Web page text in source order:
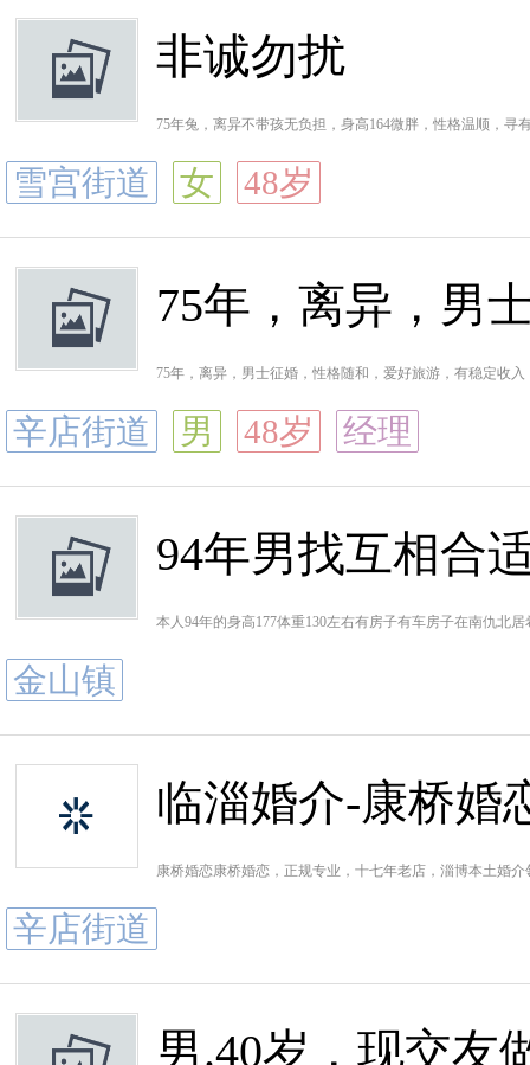
非诚勿扰
75年兔，离异不带孩无负担，身高164微胖，性格温顺，
雪宫街道 女 48岁
75年，离异，男
75年，离异，男士征婚，性格随和，爱好旅游，有稳定收入
辛店街道 男 48岁 经理
94年男找互相合
本人94年的身高177体重130左右有房子有车房子在南仇北
金山镇
临淄婚介-康桥婚
康桥婚恋康桥婚恋，正规专业，十七年老店，淄博本土婚
辛店街道
男.40岁，现交友